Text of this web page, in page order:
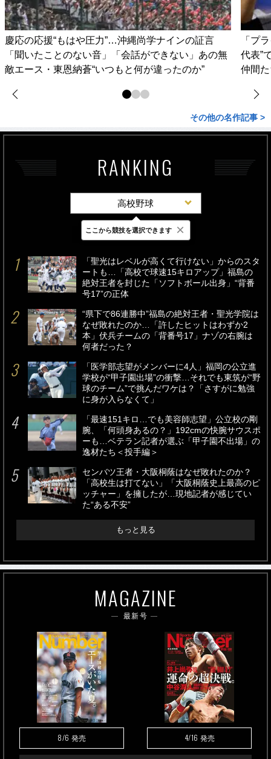
慶応の応援“もはや圧力”…沖縄尚学ナインの証言
「聞いたことのない音」「会話ができない」あの無
敵エース・東恩納蒼“いつもと何が違ったのか”
「プ
代表”
仲間
その他の名作記事 >
RANKING
高校野球
最新 24時間 週間
「聖光はレベルが高くて行けない」からのスタ
ートも…「高校で球速15キロアップ」福島の
絶対王者を封じた「ソフトボール出身」“背番
号17”の正体
“県下で86連勝中”福島の絶対王者・聖光学院は
なぜ敗れたのか…「許したヒットはわずか2
本」伏兵チームの「背番号17」ナゾの右腕は
何者だった？
「医学部志望がメンバーに4人」福岡の公立進
学校が“甲子園出場”の衝撃…それでも東筑が“野
球のチーム”で挑んだワケは？「さすがに勉強
に身が入らなくて」
「最速151キロ…でも美容師志望」公立校の剛
腕、「何頭身あるの？」192cmの快腕サウスポ
ーも…ベテラン記者が選ぶ「甲子園不出場」の
逸材たち＜投手編＞
センバツ王者・大阪桐蔭はなぜ敗れたのか？
「高校生は打てない」「大阪桐蔭史上最高のピ
ッチャー」を擁したが…現地記者が感じてい
た“ある不安”
もっと見る
MAGAZINE
最新号
8/6 発売 4/16 発売
ここから競技を選択できます ×